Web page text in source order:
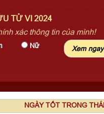
TỬ VI 2024
xác thông tin của mình!
Nữ
NGÀY TỐT TRONG